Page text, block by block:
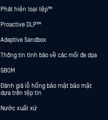
Phát hiện loại tệp™
Proactive DLP™
Adaptive Sandbox
Thông tin tình báo về các mối đe dọa
SBOM
Đánh giá lỗ hổng bảo mật bảo mật
dựa trên tệp tin
Nước xuất xứ